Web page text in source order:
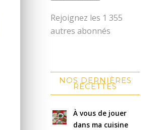
Rejoignez les 1 355
autres abonnés
NOS DERNIÈRES
RECETTES
À vous de jouer
dans ma cuisine